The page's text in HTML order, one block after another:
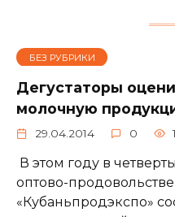
БЕЗ РУБРИКИ
Дегустаторы
молочную
29.04.2014 0
В этом году в
оптово-
«Кубаньпродэкспо»